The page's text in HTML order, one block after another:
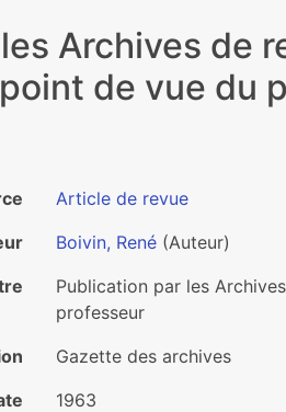
Archives de
de vue du
Article de revue
Boivin, René (Auteur)
Publication par les
professeur
Gazette des archives
1963